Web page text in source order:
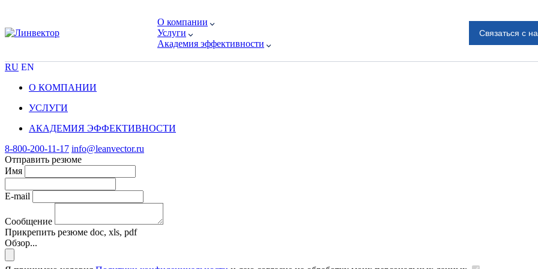
О компании
Услуги
Академия эффективности
Связаться с
RU EN
О КОМПАНИИ
УСЛУГИ
АКАДЕМИЯ ЭФФЕКТИВНОСТИ
8-800-200-11-17 info@leanvector.ru
Отправить резюме
Имя
E-mail
Сообщение
Прикрепить резюме doc, xls, pdf
Обзор...